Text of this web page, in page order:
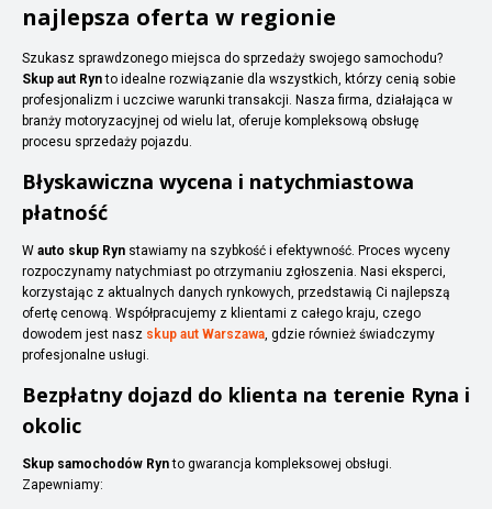
najlepsza oferta w regionie
Szukasz sprawdzonego miejsca do sprzedaży swojego samochodu?
Skup aut Rynto idealne rozwiązanie dla wszystkich, którzy cenią sobie
profesjonalizm i uczciwe warunki transakcji. Nasza firma, działająca w
branży motoryzacyjnej od wielu lat, oferuje kompleksową obsługę
procesu sprzedaży pojazdu.
Błyskawiczna wycena i natychmiastowa
płatność
W auto skup Ryn stawiamy na szybkość i efektywność. Proces wyceny
rozpoczynamy natychmiast po otrzymaniu zgłoszenia. Nasi eksperci,
korzystając z aktualnych danych rynkowych, przedstawią Ci najlepszą
ofertę cenową. Współpracujemy z klientami z całego kraju, czego
dowodem jest nasz skup aut Warszawa, gdzie również świadczymy
profesjonalne usługi.
Bezpłatny dojazd do klienta na terenie Ryna i
okolic
Skup samochodów Rynto gwarancja kompleksowej obsługi.
Zapewniamy: